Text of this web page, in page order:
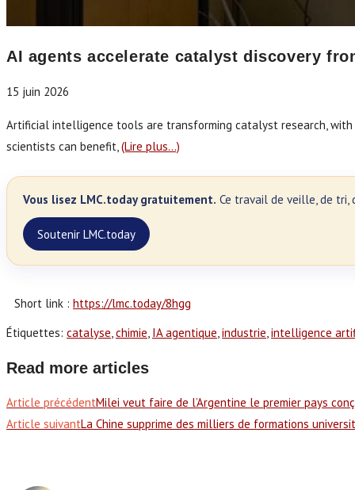
AI agents accelerate catalyst discovery
15 juin 2026
Artificial intelligence tools are transforming catalyst research,
scientists can benefit,(Lire plus…)
Vous lisez LMC.today gratuitement. Ce travail de veille, de tri,
Soutenir LMC.today
Short link : https://lmc.today/8hgg
Étiquettes: catalyse, chimie, IA agentique, industrie, intelligence
Read more articles
Article précédentMilei veut faire de l’Argentine le premier pays
Article suivantLa Chine supprime des milliers de formations